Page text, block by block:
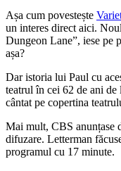
Așa cum povestește
un interes direct aici.
Dungeon Lane”, iese pe
așa?
Dar istoria lui Paul cu
teatrul în cei 62 de ani
cântat pe copertina
Mai mult, CBS anunțase
difuzare. Letterman
programul cu 17 minute.